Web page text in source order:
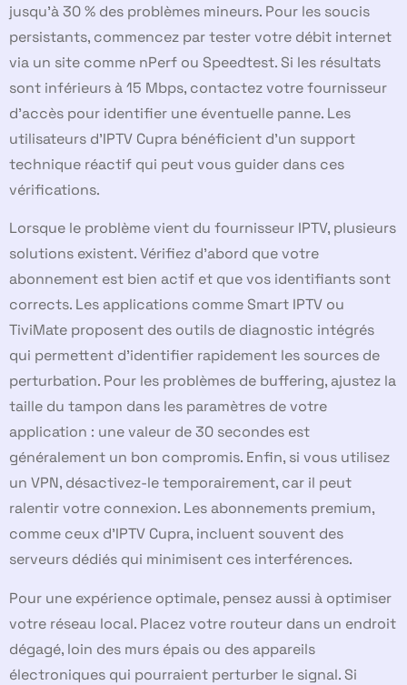
jusqu’à 30 % des problèmes mineurs. Pour les soucis
persistants, commencez par tester votre débit internet
via un site comme nPerf ou Speedtest. Si les résultats
sont inférieurs à 15 Mbps, contactez votre fournisseur
d’accès pour identifier une éventuelle panne. Les
utilisateurs d’IPTV Cupra bénéficient d’un support
technique réactif qui peut vous guider dans ces
vérifications.
Lorsque le problème vient du fournisseur IPTV, plusieurs
solutions existent. Vérifiez d’abord que votre
abonnement est bien actif et que vos identifiants sont
corrects. Les applications comme Smart IPTV ou
TiviMate proposent des outils de diagnostic intégrés
qui permettent d’identifier rapidement les sources de
perturbation. Pour les problèmes de buffering, ajustez la
taille du tampon dans les paramètres de votre
application : une valeur de 30 secondes est
généralement un bon compromis. Enfin, si vous utilisez
un VPN, désactivez-le temporairement, car il peut
ralentir votre connexion. Les abonnements premium,
comme ceux d’IPTV Cupra, incluent souvent des
serveurs dédiés qui minimisent ces interférences.
Pour une expérience optimale, pensez aussi à optimiser
votre réseau local. Placez votre routeur dans un endroit
dégagé, loin des murs épais ou des appareils
électroniques qui pourraient perturber le signal. Si